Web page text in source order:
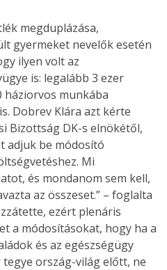
megduplázása,
gyermeket nevelők esetén
ilyen volt az
is: legalább 3 ezer
háziorvos munkába
Dobrev Klára azt kérte
Bizottság DK-s elnökétől,
adjuk be módosító
Mi
és mondanom sem kell,
az összeset.” – foglalta
ezért plenáris
a módosításokat, hogy ha a
és az egészségügy
ország-világ előtt, ne